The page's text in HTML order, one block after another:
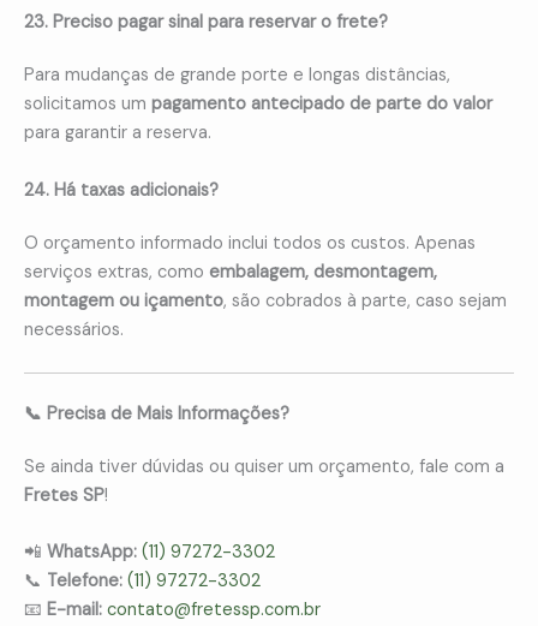
23. Preciso pagar sinal para reservar o frete?
Para mudanças de grande porte e longas distâncias,
solicitamos um pagamento antecipado de parte do valor
para garantir a reserva.
24. Há taxas adicionais?
O orçamento informado inclui todos os custos. Apenas
serviços extras, como embalagem, desmontagem,
montagem ou içamento, são cobrados à parte, caso sejam
necessários.
📞 Precisa de Mais Informações?
Se ainda tiver dúvidas ou quiser um orçamento, fale com a
Fretes SP!
📲 WhatsApp: (11) 97272-3302
📞 Telefone: (11) 97272-3302
📧 E-mail: contato@fretessp.com.br